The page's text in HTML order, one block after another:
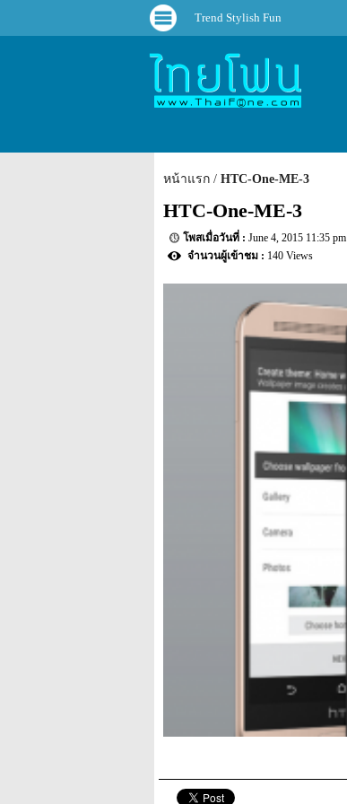
Trend Stylish Fun
หน้าแรก HTC-One-ME-3
HTC-One-ME-3
June 4, 2015 11:35 pm
140 Views